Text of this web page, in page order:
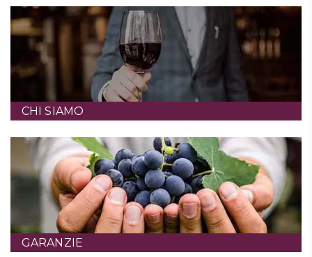
CHI SIAMO
GARANZIE